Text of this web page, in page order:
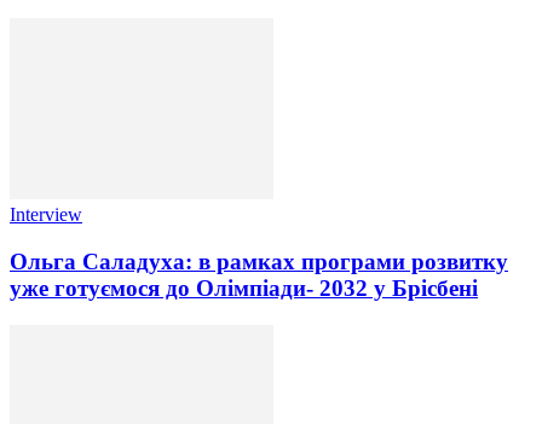
Interview
Ольга Саладуха: в рамках програми розвитку
уже готуємося до Олімпіади- 2032 у Брісбені